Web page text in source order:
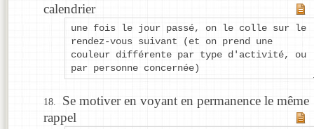
calendrier
une fois le jour passé, on le colle sur le
rendez-vous suivant (et on prend une
couleur différente par type d'activité, ou
par personne concernée)
Se motiver en voyant en permanence le même
rappel